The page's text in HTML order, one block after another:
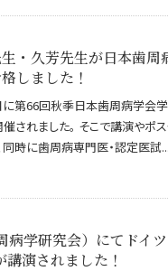
・久芳先生が日本歯周
しました！
に第66回秋季日本歯周病学会
催されました。 そこで講演やポ
同時に歯周病専門医・認定医試...
病学研究会）にてドイ
演されました！